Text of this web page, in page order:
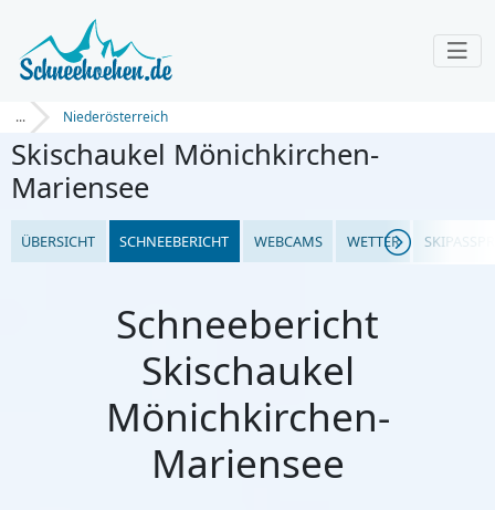
... Niederösterreich
Skischaukel Mönichkirchen-
Mariensee
ÜBERSICHT SCHNEEBERICHT WEBCAMS WETTER
Schneebericht
Skischaukel
Mönichkirchen-
Mariensee